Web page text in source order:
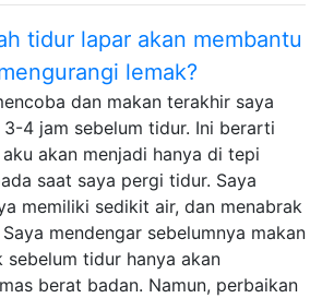
tidur lapar akan membantu
lemak?
dan makan terakhir saya
3-4 jam sebelum tidur. Ini berarti
akan menjadi hanya di tepi
saat saya pergi tidur. Saya
memiliki sedikit air, dan menabrak
mendengar sebelumnya makan
sebelum tidur hanya akan
berat badan. Namun, perbaikan